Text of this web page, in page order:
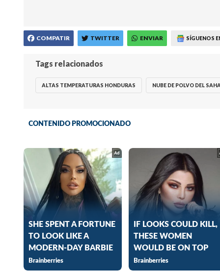
COMPATIR TWITTER ENVIAR SÍGUENOS
Tags relacionados
ALTAS TEMPERATURAS HONDURAS NUBE DE POLVO DEL